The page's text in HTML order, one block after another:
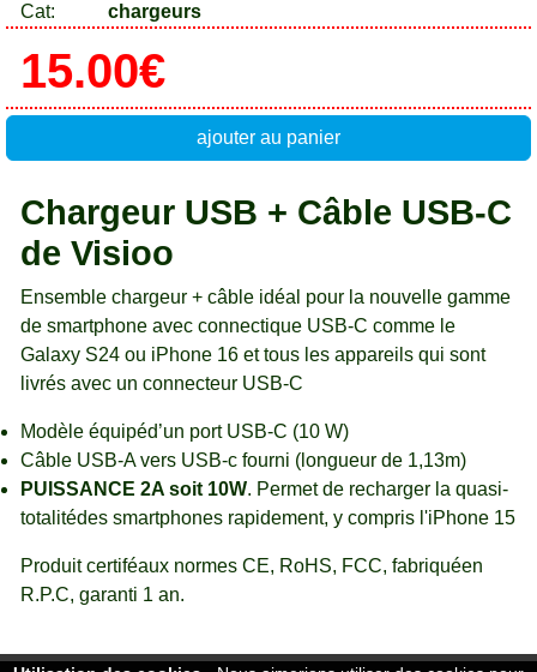
Cat:
chargeurs
15.00€
ajouter au panier
Chargeur USB + Câble USB-C
de Visioo
Ensemble chargeur + câble idéal pour la nouvelle gamme
de smartphone avec connectique USB-C comme le
Galaxy S24 ou iPhone 16 et tous les appareils qui sont
livrés avec un connecteur USB-C
Modèle équipéd’un port USB-C (10 W)
Câble USB-A vers USB-c fourni (longueur de 1,13m)
PUISSANCE 2A soit 10W. Permet de recharger la quasi-
totalitédes smartphones rapidement, y compris l'iPhone 15
Produit certiféaux normes CE, RoHS, FCC, fabriquéen
R.P.C, garanti 1 an.